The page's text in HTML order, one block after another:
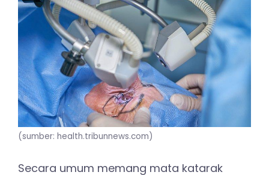
(sumber: health.tribunnews.com)
Secara umum memang mata katarak